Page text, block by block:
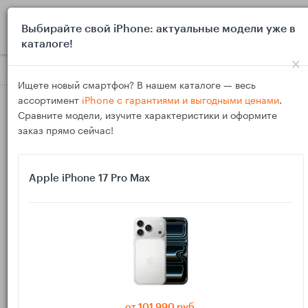
Блог Обзоры Сравнение AirPods, Galaxy Buds и
08
Сравнение AirPods, Galaxy Buds и недорогих
TWS для онлайн‑языковых курсов
Выбирайте свой iPhone: актуальные модели уже в
каталоге!
×
Ищете новый смартфон? В нашем каталоге — весь
ассортимент iPhone с гарантиями и выгодными ценами.
Сравните модели, изучите характеристики и оформите
заказ прямо сейчас!
Apple iPhone 17 Pro Max